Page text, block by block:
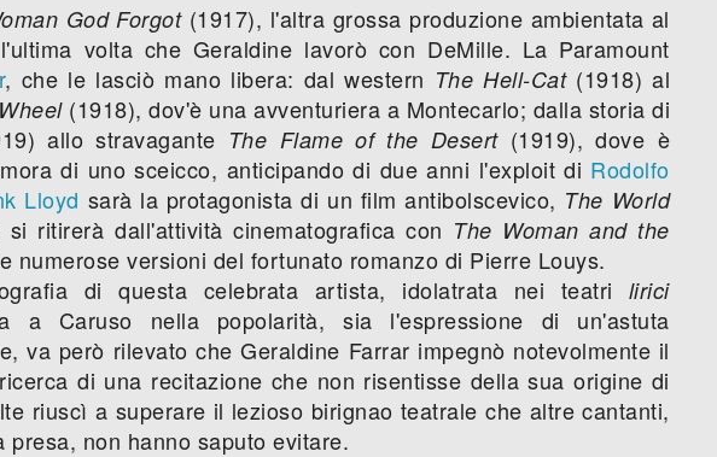
God Forgot(1917), l'altra grossa produzione ambientata al
volta che Geraldine lavorò con DeMille. La Paramount
, che le lasciò mano libera: dal western The Hell-Cat(1918) al
(1918), dov'è una avventuriera a Montecarlo; dalla storia di
allo stravagante The Flame of the Desert(1919), dove è
di uno sceicco, anticipando di due anni l'exploit di Rodolfo
Lloyd sarà la protagonista di un film antibolscevico, The World
si ritirerà dall'attività cinematografica con The Woman and the
numerose versioni del fortunato romanzo di Pierre Louys.
di questa celebrata artista, idolatrata nei teatri lirici
a Caruso nella popolarità, sia l'espressione di un'astuta
va però rilevato che Geraldine Farrar impegnò notevolmente il
di una recitazione che non risentisse della sua origine di
riuscì a superare il lezioso birignao teatrale che altre cantanti,
non hanno saputo evitare.